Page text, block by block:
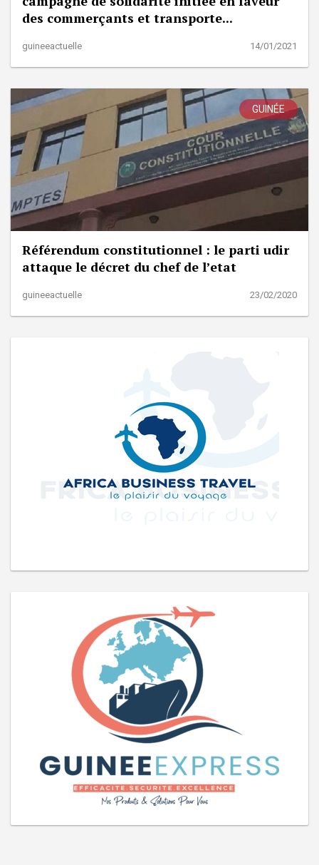
des commerçants et transporte...
guineeactuelle 14/01/2021
GUINÉE
Référendum constitutionnel : le parti udir
attaque le décret du chef de l’etat
guineeactuelle 23/02/2020